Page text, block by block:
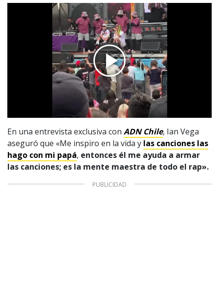
En una entrevista exclusiva con ADN Chile, Ian Vega
aseguró que «Me inspiro en la vida y las canciones las
hago con mi papá, entonces él me ayuda a armar
las canciones; es la mente maestra de todo el rap».
© PRISA MEDIA CORP SPA.
Producción musical Cadena Ser, España 2026.
CONTACTO COMERCIAL
Aviso legal
Política de privacidad|Política de Cookies